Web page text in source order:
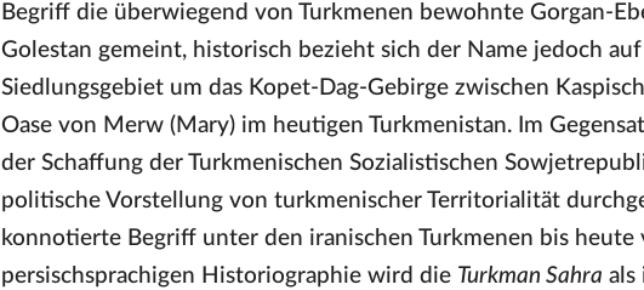
Begriff die überwiegend von Turkmenen bewohnte Gorgan-
Golestan gemeint, historisch bezieht sich der Name jedoch
Siedlungsgebiet um das Kopet-Dag-Gebirge zwischen
Oase von Merw (Mary) im heutigen Turkmenistan. Im
der Schaffung der Turkmenischen Sozialistischen
politische Vorstellung von turkmenischer Territorialität
konnotierte Begriff unter den iranischen Turkmenen bis
persischsprachigen Historiographie wird die Turkman Sahra als